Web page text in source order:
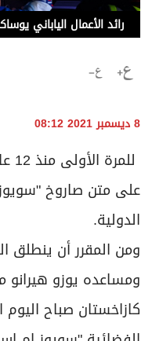
8 ديسمبر 2021 08:12
على متن صاروخ
الدولية.
ومن المقرر أن ينطلق
ومساعده يوزو هيرانو
كازاخستان صباح اليوم